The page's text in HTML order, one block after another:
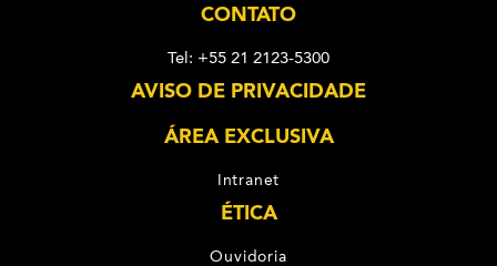
CONTATO
Tel: +55 21 2123-5300
AVISO DE PRIVACIDADE
ÁREA EXCLUSIVA
Intranet
ÉTICA
Ouvidoria